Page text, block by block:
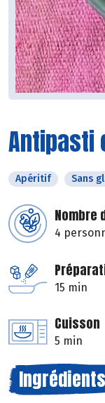
Antipasti
Apéritif Sans
Nombre
4
15 min
Cuisson
5 min
Ingrédients